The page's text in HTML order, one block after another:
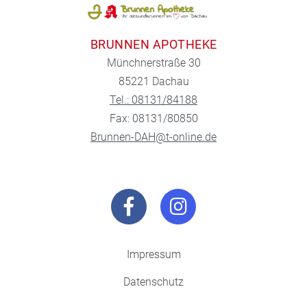
BRUNNEN APOTHEKE
Münchnerstraße 30
85221 Dachau
Tel.: 08131/84188
Fax: 08131/80850
Brunnen-DAH@t-online.de
Impressum
Datenschutz